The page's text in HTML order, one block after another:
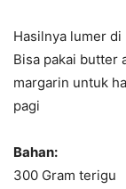
Hasilnya lumer di
Bisa pakai butter
margarin untuk
pagi
Bahan:
300 Gram terigu